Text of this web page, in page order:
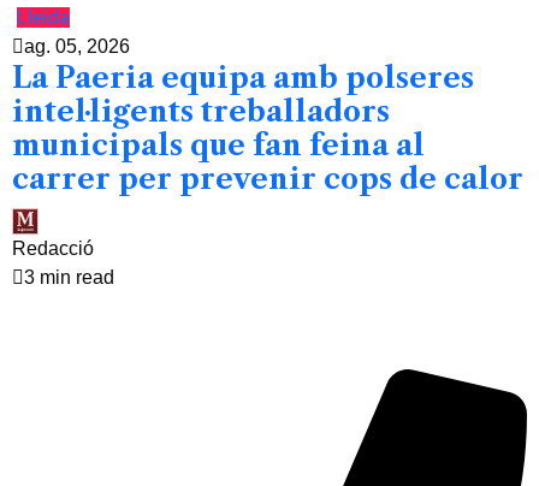
Lleida
ag. 05, 2026
La Paeria equipa amb polseres
intel·ligents treballadors
municipals que fan feina al
carrer per prevenir cops de calor
Redacció
3 min read